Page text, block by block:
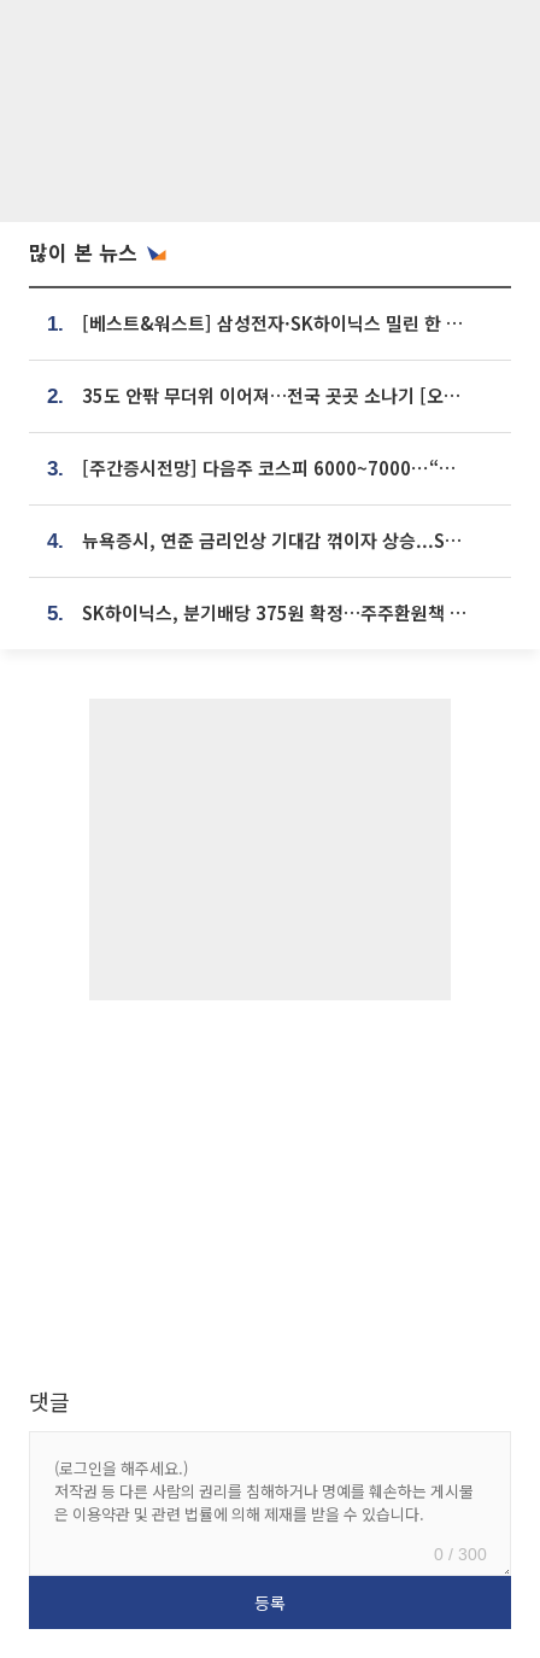
많이 본 뉴스
1. [베스트&워스트] 삼성전자·SK하이닉스 밀린 한 주…상상인증권은 85% 급등
2. 35도 안팎 무더위 이어져…전국 곳곳 소나기 [오늘 날씨]
3. [주간증시전망] 다음주 코스피 6000~7000⋯“外人 수급은 정책이 변수”
4. 뉴욕증시, 연준 금리인상 기대감 꺾이자 상승...S&P500 사상 최고치 [종합]
5. SK하이닉스, 분기배당 375원 확정…주주환원책 9월로 앞당겨 발표
댓글
0 / 300